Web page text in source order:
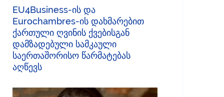
EU4Business-ის და
Eurochambres-ის დახმარებით
ქართული ღვინის ქვებისგან
დამზადებული სამკაული
საერთაშორისო წარმატებას
აღწევს